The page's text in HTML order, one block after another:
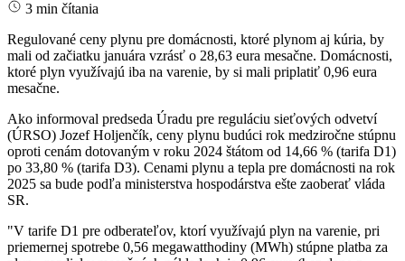
3 min čítania
Regulované ceny plynu pre domácnosti, ktoré plynom aj kúria, by
mali od začiatku januára vzrásť o 28,63 eura mesačne. Domácnosti,
ktoré plyn využívajú iba na varenie, by si mali priplatiť 0,96 eura
mesačne.
Ako informoval predseda Úradu pre reguláciu sieťových odvetví
(ÚRSO) Jozef Holjenčík, ceny plynu budúci rok medziročne stúpnu
oproti cenám dotovaným v roku 2024 štátom od 14,66 % (tarifa D1)
po 33,80 % (tarifa D3). Cenami plynu a tepla pre domácnosti na rok
2025 sa bude podľa ministerstva hospodárstva ešte zaoberať vláda
SR.
"V tarife D1 pre odberateľov, ktorí využívajú plyn na varenie, pri
priemernej spotrebe 0,56 megawatthodiny (MWh) stúpne platba za